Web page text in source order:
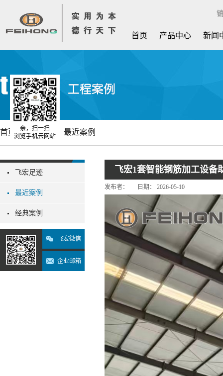
首页 产品中心 新闻
飞宏足迹
最近案例
经典案例
飞宏微信
企业邮箱
首页 工程案例 最近案例
飞宏1套智能钢筋加工设备
发布者： 日期： 2026-05-10
亲，扫一扫
浏览手机云网站